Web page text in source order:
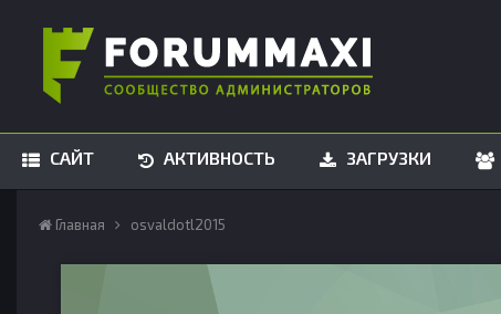
САЙТ АКТИВНОСТЬ ЗАГРУЗКИ
Главная osvaldotl2015